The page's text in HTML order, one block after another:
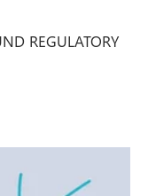
REGULATORY